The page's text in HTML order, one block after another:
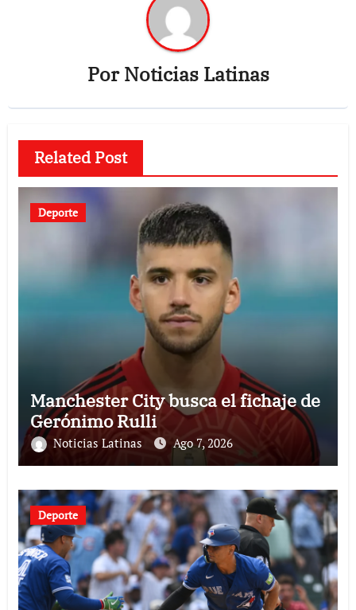
PorNoticias Latinas
Related Post
Deporte
Manchester City busca el fichaje de
Gerónimo Rulli
Noticias Latinas Ago 7, 2026
Deporte